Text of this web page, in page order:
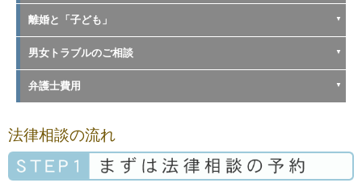
離婚と「子ども」
男女トラブルのご相談
弁護士費用
法律相談の流れ